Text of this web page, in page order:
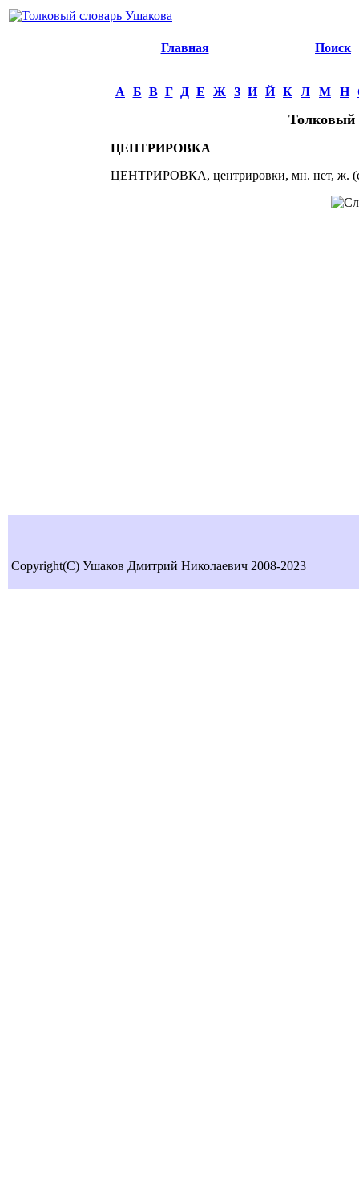
Главная Поиск
А Б В Г Д Е Ж З И Й К Л М Н
Толковый
ЦЕНТРИРОВКА
ЦЕНТРИРОВКА, центрировки, мн. нет, ж.
Copyright(C) Ушаков Дмитрий Николаевич 2008-2023